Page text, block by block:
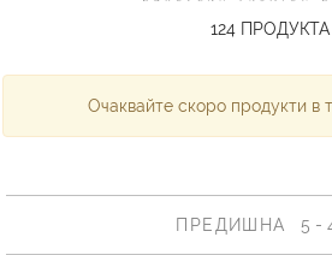
124ПРОДУКТА
Очаквайте скоро продукти в
ПРЕДИШНА 5 -